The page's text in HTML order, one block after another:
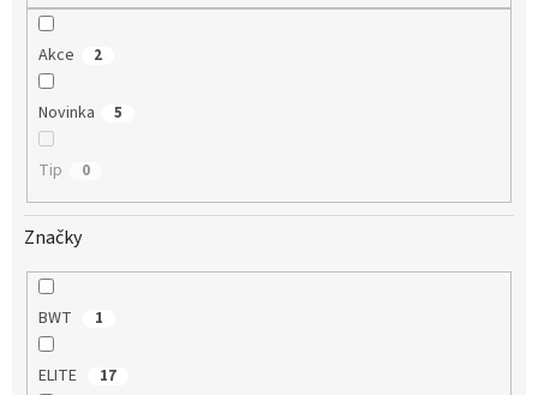
Akce 2
Novinka 5
Tip 0
Značky
BWT 1
ELITE 17